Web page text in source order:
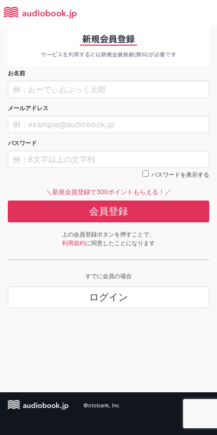
お名前
メールアドレス
パスワード
パスワードを表示する
＼新規会員登録で300ポイントもらえる！／
会員登録
上の会員登録ボタンを押すことで、
利用規約に同意したことになります
すでに会員の場合
ログイン
©otobank, Inc.